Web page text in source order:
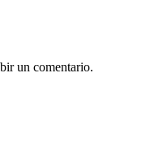
un comentario.